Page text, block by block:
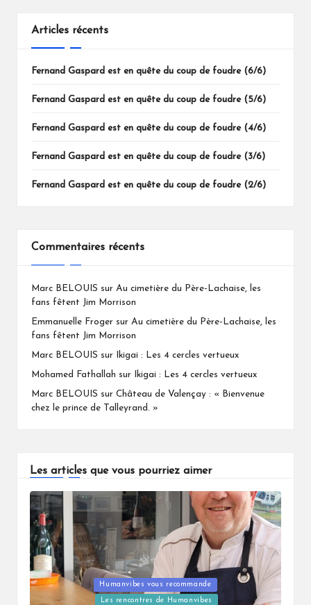
Articles récents
Fernand Gaspard est en quête du coup de foudre (6/6)
Fernand Gaspard est en quête du coup de foudre (5/6)
Fernand Gaspard est en quête du coup de foudre (4/6)
Fernand Gaspard est en quête du coup de foudre (3/6)
Fernand Gaspard est en quête du coup de foudre (2/6)
Commentaires récents
Marc BELOUIS sur Au cimetière du Père-Lachaise, les
fans fêtent Jim Morrison
Emmanuelle Froger sur Au cimetière du Père-Lachaise, les
fans fêtent Jim Morrison
Marc BELOUIS sur Ikigai : Les 4 cercles vertueux
Mohamed Fathallah sur Ikigai : Les 4 cercles vertueux
Marc BELOUIS sur Château de Valençay : « Bienvenue
chez le prince de Talleyrand. »
Les articles que vous pourriez aimer
Posted
Humanvibes vous recommande
Les rencontres de Humanvibes